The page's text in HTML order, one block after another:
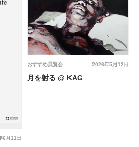
6月11日
2026年5月12日
おすすめ展覧会
月を射る @ KAG